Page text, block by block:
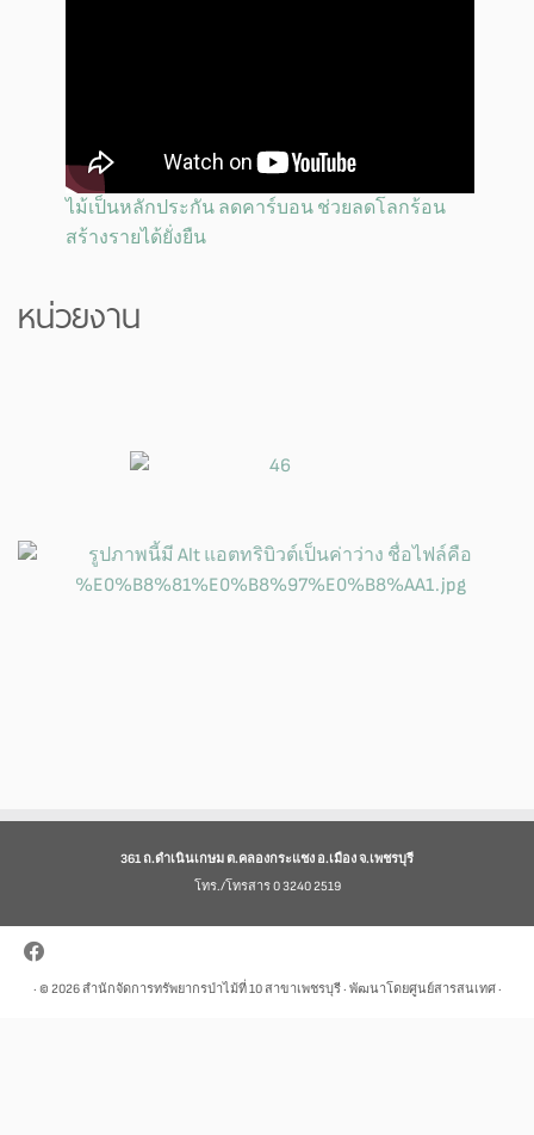
ไม้เป็นหลักประกัน ลดคาร์บอน ช่วยลดโลกร้อน
สร้างรายได้ยั่งยืน
หน่วยงาน
361 ถ.ดำเนินเกษม ต.คลองกระแชง อ.เมือง จ.เพชรบุรี
โทร./โทรสาร 0 3240 2519
· © 2026สำนักจัดการทรัพยากรป่าไม้ที่ 10 สาขาเพชรบุรี· พัฒนาโดยศูนย์สารสนเทศ ·